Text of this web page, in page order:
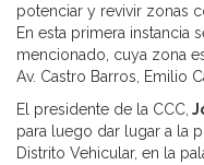
potenciar y revivir zonas
En esta primera instancia
mencionado, cuya zona
Av. Castro Barros, Emilio
El presidente de la CCC,
para luego dar lugar a la
Distrito Vehicular, en la